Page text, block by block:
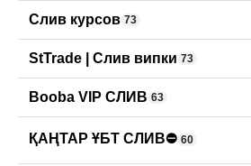
Слив курсов 73
StTrade | Слив випки 73
Booba VIP СЛИВ 63
ҚАҢТАР ҰБТ СЛИВ⛔ 60